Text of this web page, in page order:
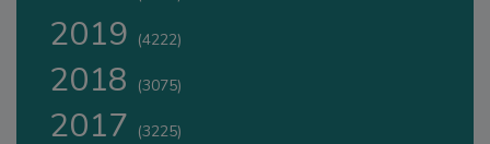
2019 (4222)
2018 (3075)
2017 (3225)